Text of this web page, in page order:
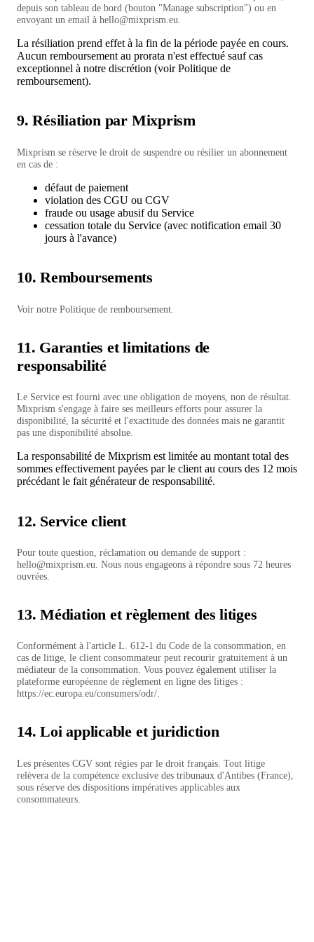
depuis son tableau de bord (bouton "Manage subscription") ou en
envoyant un email à hello@mixprism.eu
La résiliation prend effet à la fin de la période payée en cours.
Aucun remboursement au prorata n'est effectué sauf cas
exceptionnel à notre discrétion (voir Politique de
remboursement).
9. Résiliation par Mixprism
Mixprism se réserve le droit de suspendre ou résilier un abonnement
en cas de :
défaut de paiement
violation des CGU ou CGV
fraude ou usage abusif du Service
cessation totale du Service (avec notification email 30
jours à l'avance)
10. Remboursements
Voir notre Politique de remboursement
11. Garanties et limitations de
responsabilité
Le Service est fourni avec une obligation de moyens, non de résultat.
Mixprism s'engage à faire ses meilleurs efforts pour assurer la
disponibilité, la sécurité et l'exactitude des données mais ne garantit
pas une disponibilité absolue.
La responsabilité de Mixprism est limitée au montant total des
sommes effectivement payées par le client au cours des 12 mois
précédant le fait générateur de responsabilité.
12. Service client
Pour toute question, réclamation ou demande de support :
hello@mixprism.eu . Nous nous engageons à répondre sous 72 heures
ouvrées.
13. Médiation et règlement des litiges
Conformément à l'article L. 612-1 du Code de la consommation, en
cas de litige, le client consommateur peut recourir gratuitement à un
médiateur de la consommation. Vous pouvez également utiliser la
plateforme européenne de règlement en ligne des litiges :
https://ec.europa.eu/consumers/odr/.
14. Loi applicable et juridiction
Les présentes CGV sont régies par le droit français. Tout litige
relèvera de la compétence exclusive des tribunaux d'Antibes (France),
sous réserve des dispositions impératives applicables aux
consommateurs.